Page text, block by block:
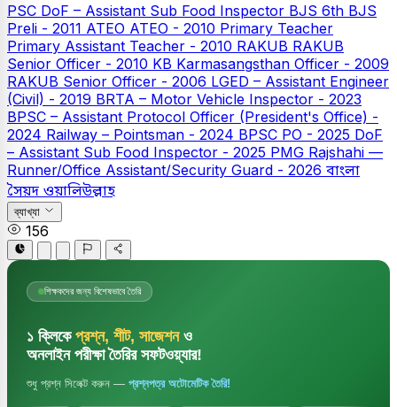
PSC DoF – Assistant Sub Food Inspector BJS 6th BJS
Preli - 2011 ATEO ATEO - 2010 Primary Teacher
Primary Assistant Teacher - 2010 RAKUB RAKUB
Senior Officer - 2010 KB Karmasangsthan Officer - 2009
RAKUB Senior Officer - 2006 LGED – Assistant Engineer
(Civil) - 2019 BRTA – Motor Vehicle Inspector - 2023
BPSC – Assistant Protocol Officer (President's Office) -
2024 Railway – Pointsman - 2024 BPSC PO - 2025 DoF
– Assistant Sub Food Inspector - 2025 PMG Rajshahi —
Runner/Office Assistant/Security Guard - 2026 বাংলা
সৈয়দ ওয়ালিউল্লাহ
ব্যাখ্যা
156
শিক্ষকদের জন্য বিশেষভাবে তৈরি
১ ক্লিকে প্রশ্ন, শীট, সাজেশনও
অনলাইন পরীক্ষা তৈরির সফটওয়্যার!
শুধু প্রশ্ন সিলেক্ট করুন — প্রশ্নপত্র অটোমেটিক তৈরি!